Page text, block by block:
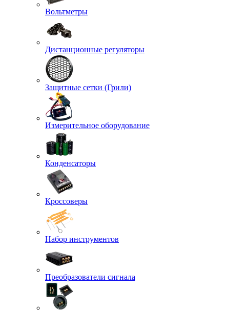
Вольтметры
Дистанционные регуляторы
Защитные сетки (Грили)
Измерительное оборудование
Конденсаторы
Кроссоверы
Набор инструментов
Преобразователи сигнала